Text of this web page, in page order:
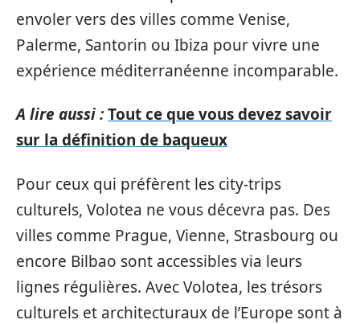
envoler vers des villes comme Venise,
Palerme, Santorin ou Ibiza pour vivre une
expérience méditerranéenne incomparable.
A lire aussi :Tout ce que vous devez savoir
sur la définition de baqueux
Pour ceux qui préfèrent les city-trips
culturels, Volotea ne vous décevra pas. Des
villes comme Prague, Vienne, Strasbourg ou
encore Bilbao sont accessibles via leurs
lignes régulières. Avec Volotea, les trésors
culturels et architecturaux de l’Europe sont à